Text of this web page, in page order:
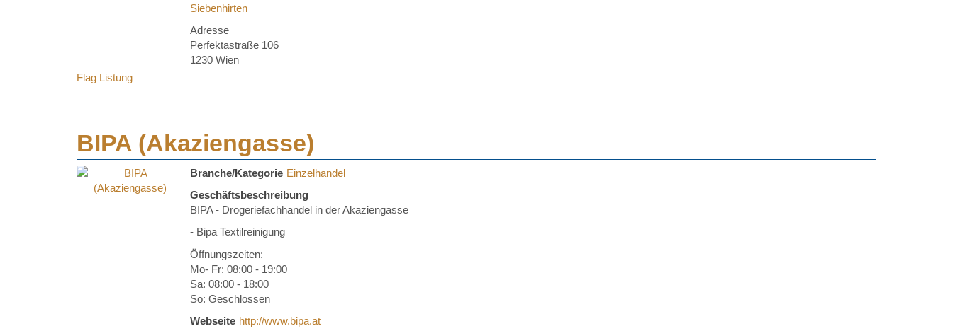
Siebenhirten
Adresse
Perfektastraße 106
1230 Wien
Flag Listung
BIPA (Akaziengasse)
Branche/Kategorie Einzelhandel
Geschäftsbeschreibung
BIPA - Drogeriefachhandel in der Akaziengasse
- Bipa Textilreinigung
Öffnungszeiten:
Mo- Fr: 08:00 - 19:00
Sa: 08:00 - 18:00
So: Geschlossen
Webseite http://www.bipa.at